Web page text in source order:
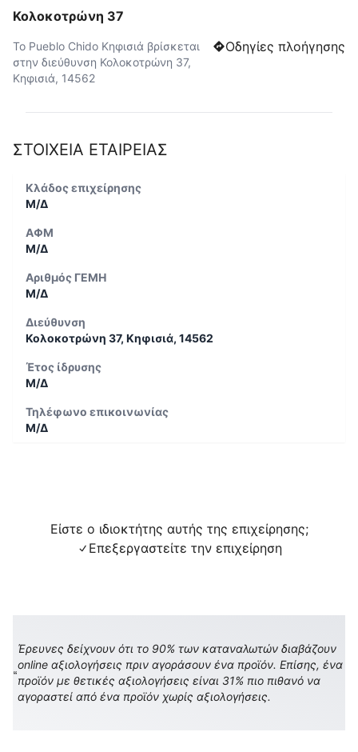
Κολοκοτρώνη 37
Το Pueblo Chido Κηφισιά βρίσκεται
στην διεύθυνση Κολοκοτρώνη 37,
Κηφισιά, 14562
Οδηγίες πλοήγησης
ΣΤΟΙΧΕΙΑ ΕΤΑΙΡΕΙΑΣ
Κλάδος επιχείρησης
Μ/Δ
ΑΦΜ
Μ/Δ
Αριθμός ΓΕΜΗ
Μ/Δ
Διεύθυνση
Κολοκοτρώνη 37, Κηφισιά, 14562
Έτος ίδρυσης
Μ/Δ
Τηλέφωνο επικοινωνίας
Μ/Δ
Είστε ο ιδιοκτήτης αυτής της επιχείρησης;
Επεξεργαστείτε την επιχείρηση
Έρευνες δείχνουν ότι το 90% των καταναλωτών διαβάζουν
online αξιολογήσεις πριν αγοράσουν ένα προϊόν. Επίσης, ένα
προϊόν με θετικές αξιολογήσεις είναι 31% πιο πιθανό να
αγοραστεί από ένα προϊόν χωρίς αξιολογήσεις.